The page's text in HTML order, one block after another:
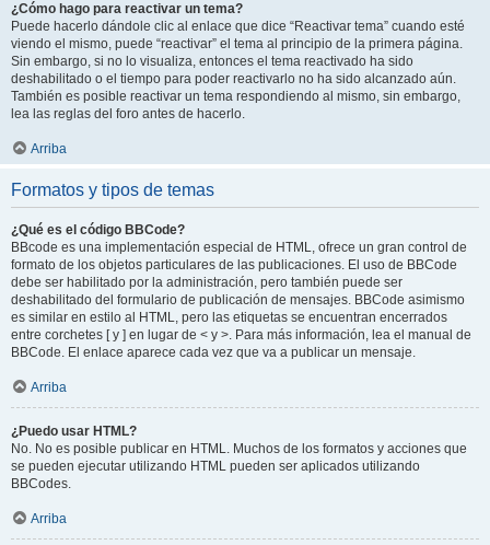
¿Cómo hago para reactivar un tema?
Puede hacerlo dándole clic al enlace que dice “Reactivar tema” cuando esté
viendo el mismo, puede “reactivar” el tema al principio de la primera página.
Sin embargo, si no lo visualiza, entonces el tema reactivado ha sido
deshabilitado o el tiempo para poder reactivarlo no ha sido alcanzado aún.
También es posible reactivar un tema respondiendo al mismo, sin embargo,
lea las reglas del foro antes de hacerlo.
Arriba
Formatos y tipos de temas
¿Qué es el código BBCode?
BBcode es una implementación especial de HTML, ofrece un gran control de
formato de los objetos particulares de las publicaciones. El uso de BBCode
debe ser habilitado por la administración, pero también puede ser
deshabilitado del formulario de publicación de mensajes. BBCode asimismo
es similar en estilo al HTML, pero las etiquetas se encuentran encerrados
entre corchetes [ y ] en lugar de < y >. Para más información, lea el manual de
BBCode. El enlace aparece cada vez que va a publicar un mensaje.
Arriba
¿Puedo usar HTML?
No. No es posible publicar en HTML. Muchos de los formatos y acciones que
se pueden ejecutar utilizando HTML pueden ser aplicados utilizando
BBCodes.
Arriba